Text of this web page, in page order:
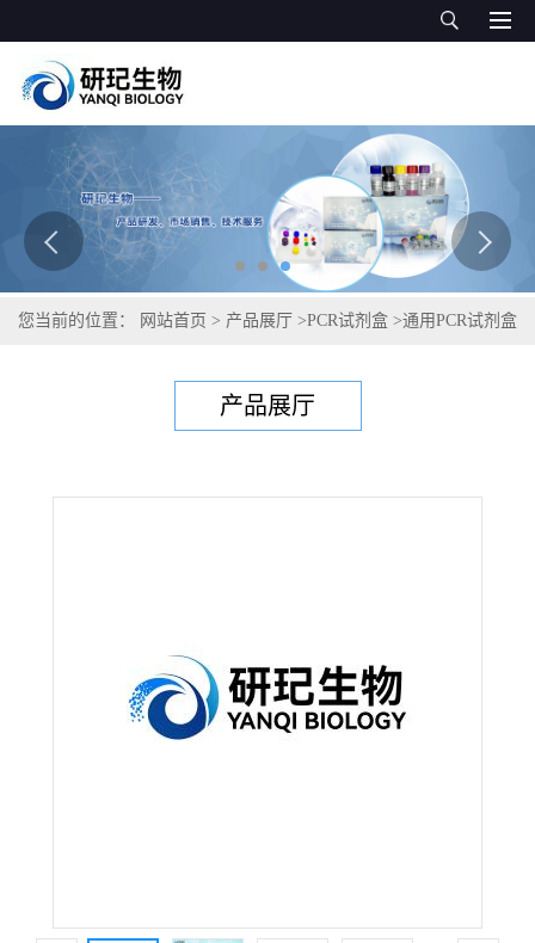
您当前的位置： 网站首页 > 产品展厅 >PCR试剂盒 >通用PCR试剂盒
产品展厅